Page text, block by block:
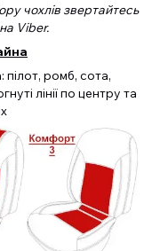
чохлів звертайтесь
Viber.
ромб, сота,
лінії по центру та